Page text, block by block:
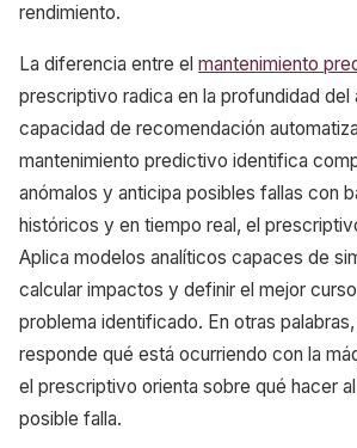
rendimiento.
La diferencia entre el mantenimiento
prescriptivo radica en la profundidad del
capacidad de recomendación
mantenimiento predictivo identifica
anómalos y anticipa posibles fallas con
históricos y en tiempo real, el
Aplica modelos analíticos capaces de
calcular impactos y definir el mejor
problema identificado. En otras
responde qué está ocurriendo con la
el prescriptivo orienta sobre qué hacer
posible falla.